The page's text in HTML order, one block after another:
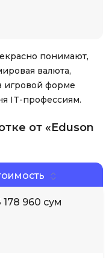
понимают,
валюта,
игровой форме
IT-профессиям.
от «Eduson
178 960 сум